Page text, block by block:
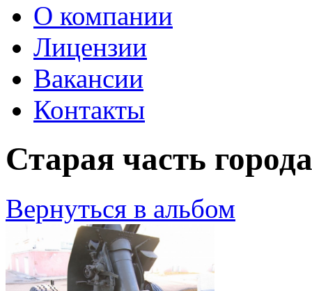
О компании
Лицензии
Вакансии
Контакты
Старая часть
Вернуться в альбом